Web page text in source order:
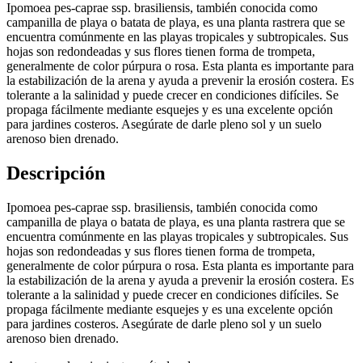
Ipomoea pes-caprae ssp. brasiliensis, también conocida como
campanilla de playa o batata de playa, es una planta rastrera que se
encuentra comúnmente en las playas tropicales y subtropicales. Sus
hojas son redondeadas y sus flores tienen forma de trompeta,
generalmente de color púrpura o rosa. Esta planta es importante para
la estabilización de la arena y ayuda a prevenir la erosión costera. Es
tolerante a la salinidad y puede crecer en condiciones difíciles. Se
propaga fácilmente mediante esquejes y es una excelente opción
para jardines costeros. Asegúrate de darle pleno sol y un suelo
arenoso bien drenado.
Descripción
Ipomoea pes-caprae ssp. brasiliensis, también conocida como
campanilla de playa o batata de playa, es una planta rastrera que se
encuentra comúnmente en las playas tropicales y subtropicales. Sus
hojas son redondeadas y sus flores tienen forma de trompeta,
generalmente de color púrpura o rosa. Esta planta es importante para
la estabilización de la arena y ayuda a prevenir la erosión costera. Es
tolerante a la salinidad y puede crecer en condiciones difíciles. Se
propaga fácilmente mediante esquejes y es una excelente opción
para jardines costeros. Asegúrate de darle pleno sol y un suelo
arenoso bien drenado.